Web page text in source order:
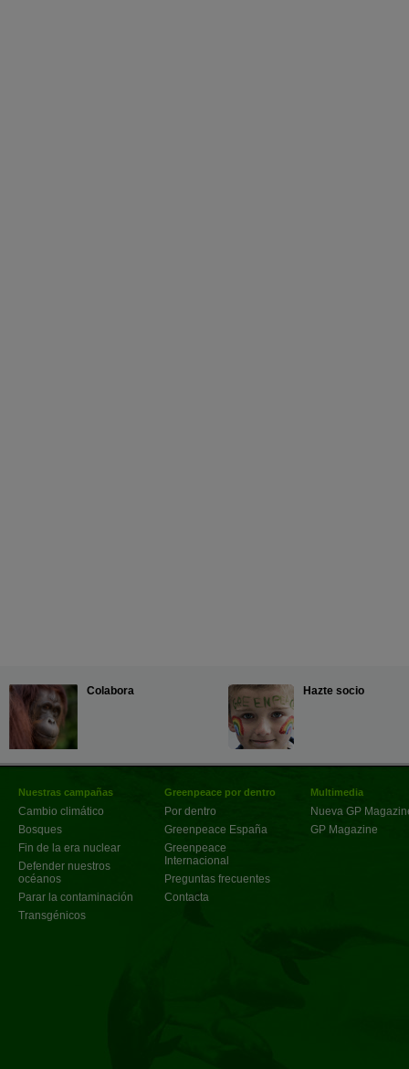
Colabora Hazte socio
Nuestras campañas
Cambio climático
Bosques
Fin de la era nuclear
Defender nuestros
océanos
Parar la contaminación
Transgénicos
Greenpeace por dentro
Por dentro
Greenpeace España
Greenpeace
Internacional
Preguntas frecuentes
Contacta
Multimedia
Nueva GP
GP Magazine